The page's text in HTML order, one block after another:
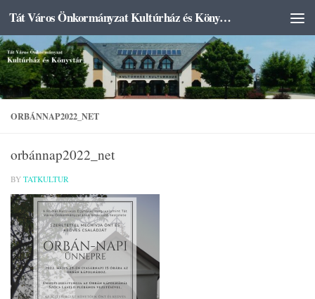
Skip to content Tát Város Önkormányzat Kultúrház és Könyvtár
ORBÁNNAP2022_NET
orbánnap2022_net
BY TATKULTUR